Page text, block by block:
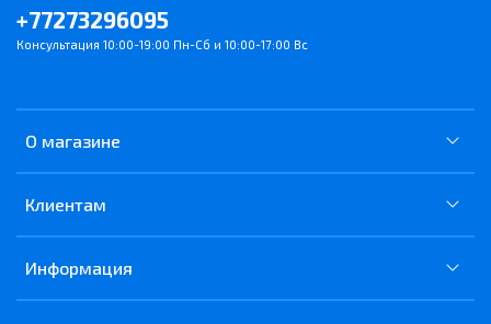
О магазине
Клиентам
Информация
+77273296095
Консультация 10:00-19:00 Пн-Сб и 10:00-17:00 Вс